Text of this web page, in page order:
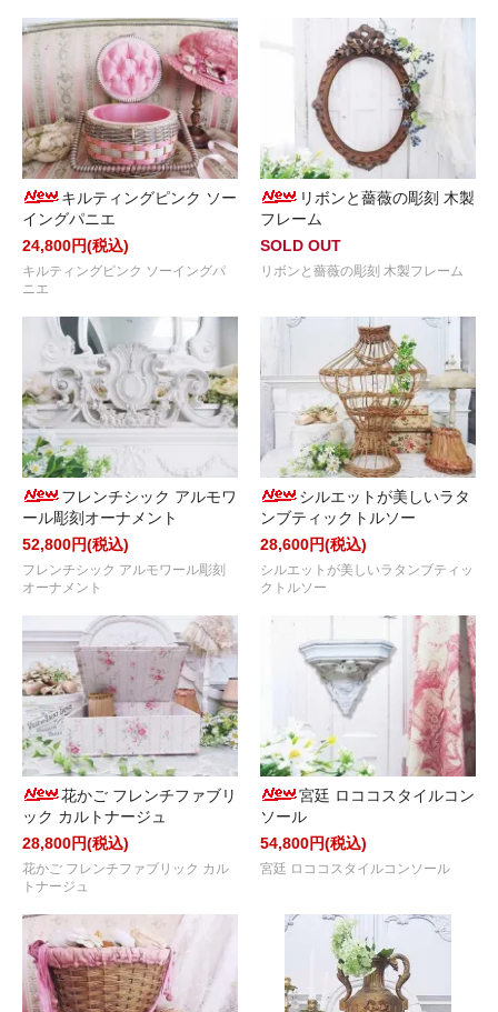
キルティングピンク ソー
イングパニエ
24,800円(税込)
キルティングピンク ソーイングパ
ニエ
リボンと薔薇の彫刻 木製
フレーム
SOLD OUT
リボンと薔薇の彫刻 木製フレーム
フレンチシック アルモワ
ール彫刻オーナメント
52,800円(税込)
フレンチシック アルモワール彫刻
オーナメント
シルエットが美しいラタ
ンブティックトルソー
28,600円(税込)
シルエットが美しいラタンブティッ
クトルソー
花かご フレンチファブリ
ック カルトナージュ
28,800円(税込)
花かご フレンチファブリック カル
トナージュ
宮廷 ロココスタイルコン
ソール
54,800円(税込)
宮廷 ロココスタイルコンソール